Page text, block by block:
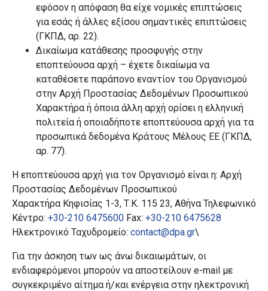
εφόσον η απόφαση θα είχε νομικές επιπτώσεις
για εσάς ή άλλες εξίσου σημαντικές επιπτώσεις
(ΓΚΠΔ, αρ. 22).
Δικαίωμα κατάθεσης προσφυγής στην
εποπτεύουσα αρχή – έχετε δικαίωμα να
καταθέσετε παράπονο εναντίον του Οργανισμού
στην Αρχή Προστασίας Δεδομένων Προσωπικού
Χαρακτήρα ή όποια άλλη αρχή ορίσει η ελληνική
πολιτεία ή οποιαδήποτε εποπτεύουσα αρχή για τα
προσωπικά δεδομένα Κράτους Μέλους ΕΕ (ΓΚΠΔ,
αρ. 77).
Η εποπτεύουσα αρχή για τον Οργανισμό είναι η: Αρχή
Προστασίας Δεδομένων Προσωπικού
Χαρακτήρα Κηφισίας 1-3, Τ.Κ. 115 23, Αθήνα Τηλεφωνικό
Κέντρο: +30-210 6475600 Fax: +30-210 6475628
Ηλεκτρονικό Ταχυδρομείο: contact@dpa.gr\
Για την άσκηση των ως άνω δικαιωμάτων, οι
ενδιαφερόμενοι μπορούν να αποστείλουν e-mail με
συγκεκριμένο αίτημα ή/και ενέργεια στην ηλεκτρονική